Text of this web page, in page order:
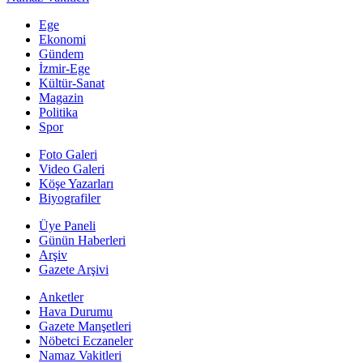
Ege
Ekonomi
Gündem
İzmir-Ege
Kültür-Sanat
Magazin
Politika
Spor
Foto Galeri
Video Galeri
Köşe Yazarları
Biyografiler
Üye Paneli
Günün Haberleri
Arşiv
Gazete Arşivi
Anketler
Hava Durumu
Gazete Manşetleri
Nöbetci Eczaneler
Namaz Vakitleri